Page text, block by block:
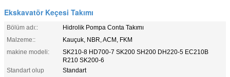
Ekskavatör Keçesi Takımı
Bölüm adı::
Hidrolik Pompa Conta Takımı
Malzeme::
Kauçuk, NBR, ACM, FKM
makine modeli:
SK210-8 HD700-7 SK200 SH200 DH220-5 EC210B
R210 SK200-6
Standart olup
Standart